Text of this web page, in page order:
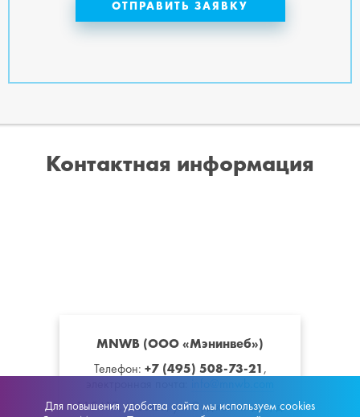
Контактная информация
MNWB (ООО «Мэнинвеб»)
Телефон: +7 (495) 508-73-21 ,
115419,Москва,ул. Орджоникидзе, д.
Для повышения удобства сайта мы используем cookies